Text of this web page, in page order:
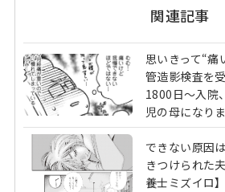
関連記事
思いきって“
管造影検査を
1800日～入院
児の母になり
できない原因
きつけられた
養士ミズイロ】